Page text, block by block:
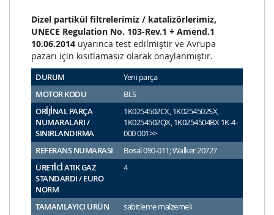
Dizel partikül filtrelerimiz / katalizörlerimiz,
UNECE Regulation No. 103-Rev.1 + Amend.1
10.06.2014 uyarınca test edilmiştir ve Avrupa
pazarı için kısıtlamasız olarak onaylanmıştır.
DURUM
Yeni parça
MOTOR KODU
BLS
ORİJİNAL PARÇA
NUMARALARI /
SINIRLANDIRMA
1K0254502CX, 1K0254502SX,
1K0254502QX, 1K0254504BX 1K-4-
000 001>>
REFERANS NUMARASI
Bosal 090-011; Walker 20727
ÜRETİCİ ATIK GAZ
STANDARDI / EURO
NORM
4
TAMAMLAYICI ÜRÜN sabitleme malzemeli